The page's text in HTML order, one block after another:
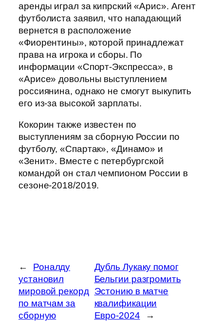
аренды играл за кипрский «Арис». Агент
футболиста заявил, что нападающий
вернется в расположение
«Фиорентины», которой принадлежат
права на игрока и сборы. По
информации «Спорт-Экспресса», в
«Арисе» довольны выступлением
россиянина, однако не смогут выкупить
его из-за высокой зарплаты.
Кокорин также известен по
выступлениям за сборную России по
футболу, «Спартак», «Динамо» и
«Зенит». Вместе с петербургской
командой он стал чемпионом России в
сезоне-2018/2019.
←
Роналду
установил
мировой рекорд
по матчам за
сборную
Дубль Лукаку помог
Бельгии разгромить
Эстонию в матче
квалификации
Евро-2024
→